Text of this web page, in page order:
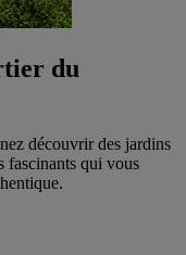
du
découvrir des jardins
fascinants qui vous